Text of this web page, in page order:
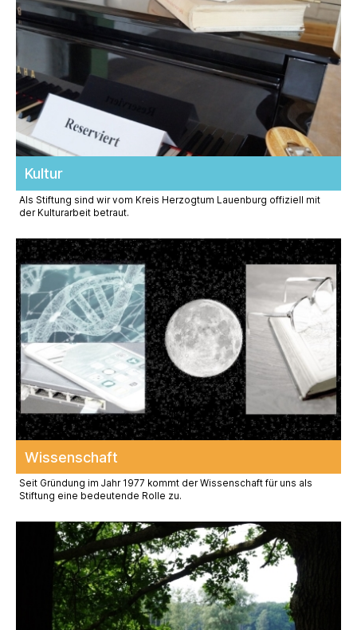
Kultur
Als Stiftung sind wir vom Kreis Herzogtum Lauenburg offiziell mit
der Kulturarbeit betraut.
Wissen­schaft
Seit Gründung im Jahr 1977 kommt der Wissenschaft für uns als
Stiftung eine bedeutende Rolle zu.